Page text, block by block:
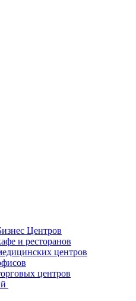
Центров
и ресторанов
центров
центров